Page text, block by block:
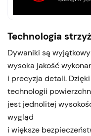
Technologia
Dywaniki są
wysoka jakość
i precyzja detali.
technologii
jest jednolitej
wygląd
i większe